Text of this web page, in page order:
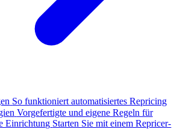
So funktioniert automatisiertes Repricing
Vorgefertigte und eigene Regeln für
Einrichtung Starten Sie mit einem Repricer-